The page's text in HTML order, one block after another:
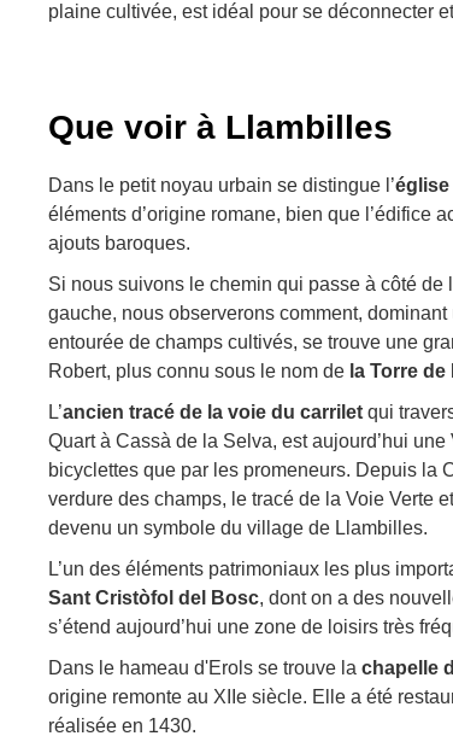
plaine cultivée, est idéal pour se déconnecter
Que voir à Llambilles
Dans le petit noyau urbain se distingue l’église
éléments d’origine romane, bien que l’édifice
ajouts baroques.
Si nous suivons le chemin qui passe à côté de
gauche, nous observerons comment,
entourée de champs cultivés, se trouve une
Robert, plus connu sous le nom de la Torre
L’ancien tracé de la voie du carrilet qui
Quart à Cassà de la Selva, est aujourd’hui
bicyclettes que par les promeneurs. Depuis la
verdure des champs, le tracé de la Voie Verte
devenu un symbole du village de Llambilles.
L’un des éléments patrimoniaux les plus
Sant Cristòfol del Bosc, dont on a des
s’étend aujourd’hui une zone de loisirs très
Dans le hameau d'Erols se trouve la chapelle
origine remonte au XIIe siècle. Elle a été
réalisée en 1430.